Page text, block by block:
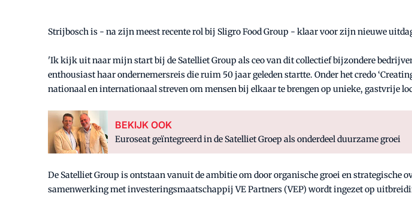
Strijbosch is - na zijn meest recente rol bij Sligro Food Group - klaar voor zijn nieuwe
'Ik kijk uit naar mijn start bij de Satelliet Group als ceo van dit collectief bijzondere
enthousiast haar ondernemersreis die ruim 50 jaar geleden startte. Onder het credo
nationaal en internationaal streven om mensen bij elkaar te brengen op unieke, gastvrije
BEKIJK OOK
Euroseat geïntegreerd in de Satelliet Groep als onderdeel duurzame groei
De Satelliet Group is ontstaan vanuit de ambitie om door organische groei en
samenwerking met investeringsmaatschappij VE Partners (VEP) wordt ingezet op